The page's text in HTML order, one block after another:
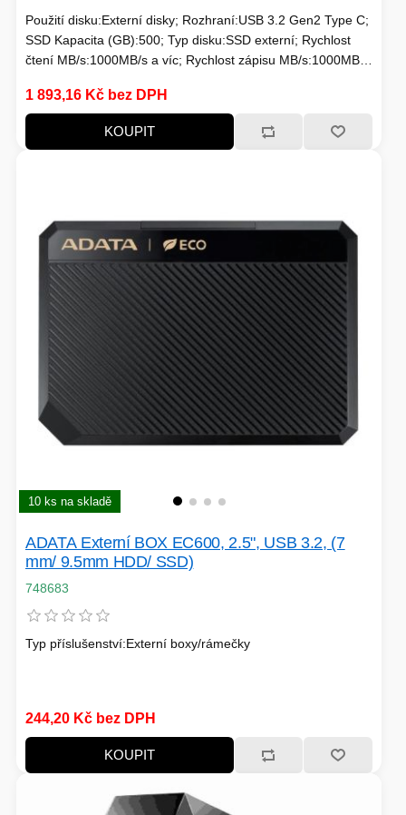
Použití disku:Externí disky; Rozhraní:USB 3.2 Gen2 Type C;
SSD Kapacita (GB):500; Typ disku:SSD externí; Rychlost
čtení MB/s:1000MB/s a víc; Rychlost zápisu MB/s:1000MB/s
1 893,16 Kč bez DPH
KOUPIT
10 ks na skladě
ADATA Externí BOX EC600, 2.5", USB 3.2, (7
mm/ 9.5mm HDD/ SSD)
748683
Typ příslušenství:Externí boxy/rámečky
244,20 Kč bez DPH
KOUPIT